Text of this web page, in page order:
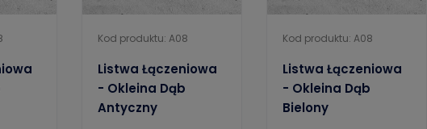
Kod produktu: A08
Listwa Łączeniowa
- Okleina Dąb
Antyczny
Kod produktu: A08
Listwa Łączeniowa
- Okleina Dąb
Bielony